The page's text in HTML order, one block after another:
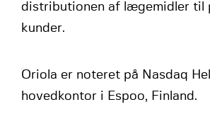
distributionen af lægemidler til
kunder.
Oriola er noteret på Nasdaq
hovedkontor i Espoo, Finland.